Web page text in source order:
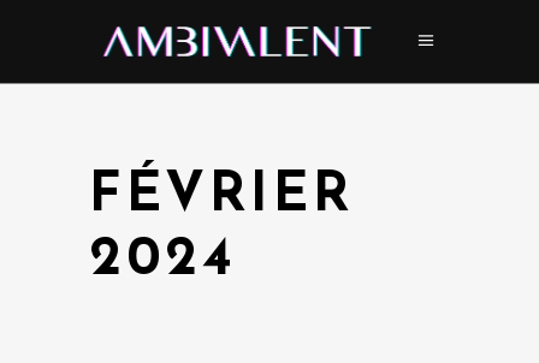
FÉVRIER
2024